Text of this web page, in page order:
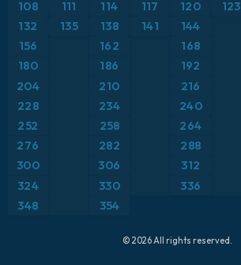
ギリシャ
スイス
スカンジナビア
スペイン
トルコ
気温（2m）
気温（850hPa）
積雪深
突風
突風（最大）
108 111 114 117 120 123
132
135 138 141 144
156 162 168
180 186 192
204
210 216
228
234 240
252
258 264
276 282 288
300 306 312
324
330 336
348
354
© 2026 All rights reserved.